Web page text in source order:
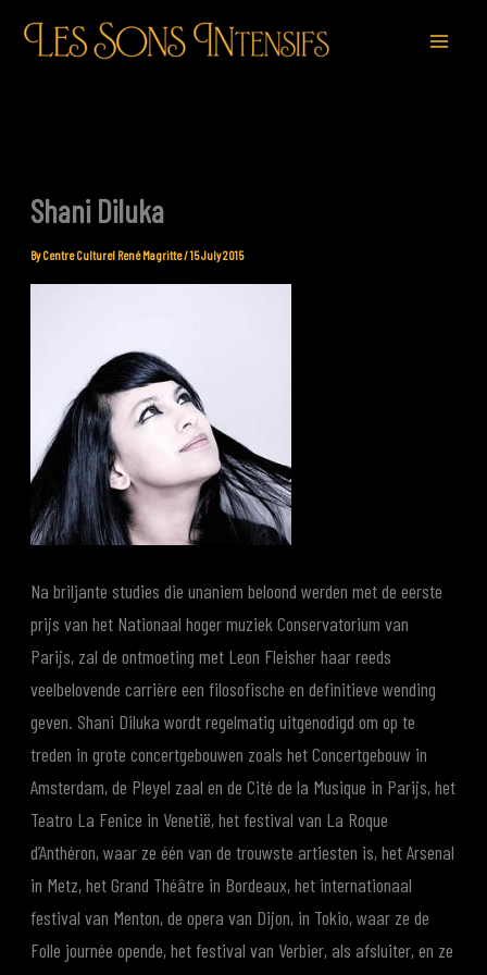
Shani Diluka
ByCentre Culturel René Magritte/15 July 2015
Na briljante studies die unaniem beloond werden met de eerste
prijs van het Nationaal hoger muziek Conservatorium van
Parijs, zal de ontmoeting met Leon Fleisher haar reeds
veelbelovende carrière een filosofische en definitieve wending
geven. Shani Diluka wordt regelmatig uitgenodigd om op te
treden in grote concertgebouwen zoals het Concertgebouw in
Amsterdam, de Pleyel zaal en de Cité de la Musique in Parijs, het
Teatro La Fenice in Venetië, het festival van La Roque
d’Anthéron, waar ze één van de trouwste artiesten is, het Arsenal
in Metz, het Grand Théâtre in Bordeaux, het internationaal
festival van Menton, de opera van Dijon, in Tokio, waar ze de
Folle journée opende, het festival van Verbier, als afsluiter, en ze